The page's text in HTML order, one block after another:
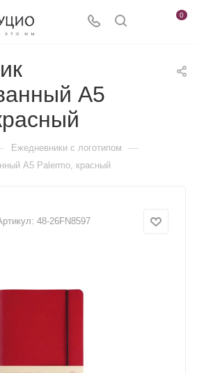
0
А5
Ежедневники c логотипом —
А5 Palermo, красный
48-26FN8597